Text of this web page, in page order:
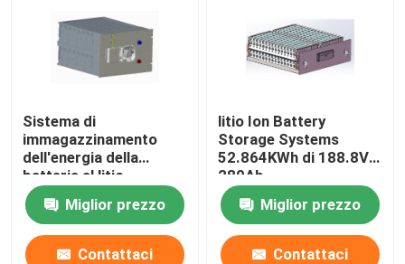
Sistema di
immagazzinamento
dell'energia della
batteria al litio
51.2V280Ah
14.336KWh di
immagazzinamento
dell'energia 16S1P
Miglior prezzo
Contattaci
litio Ion Battery
Storage Systems
52.864KWh di 188.8V
280Ah
Miglior prezzo
Contattaci